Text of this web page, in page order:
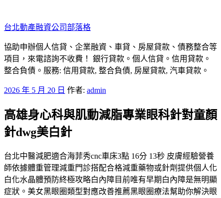
至
主
要
內
容
台北動產融資公司部落格
協助申辦個人信貸、企業融資、車貸、房屋貸款、債務整合等
項目，來電諮詢不收費！ 銀行貸款。個人信貸。信用貸款。
整合負債。服務: 信用貸款, 整合負債, 房屋貸款, 汽車貸款。
發
於
2026 年 5 月 20 日 作者: admin
高雄身心科與肌動減脂專業眼科針對童顏
針dwg美白針
台北中醫減肥適合海菲秀cnc車床3點 16分 13秒 皮膚經驗營養
師依據體重管理減重門診搭配合格減重藥物或針劑提供個人化
白化水晶體預防終極攻略白內障目前唯有早期白內障是無明顯
症狀。美女黑眼圈類型對應改善推薦黑眼圈療法幫助你解決眼